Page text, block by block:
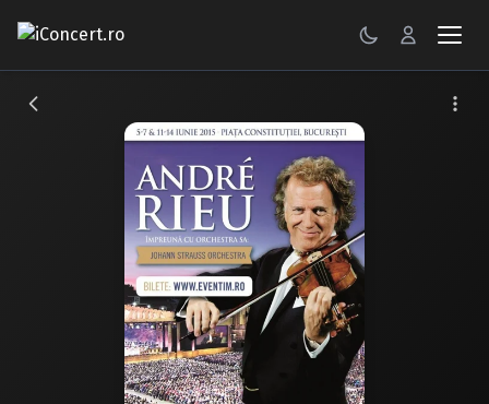
CONCERTE